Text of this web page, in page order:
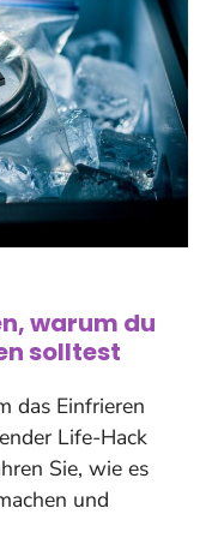
warum du
solltest
das Einfrieren
Life-Hack
Sie, wie es
und